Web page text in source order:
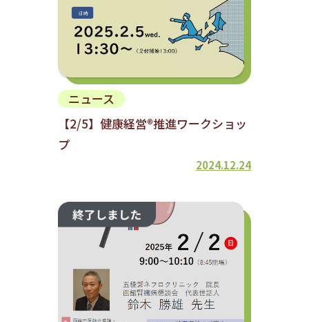
ニュース
【2/5】健康経営®推進ワークショッ
プ
2024.12.24